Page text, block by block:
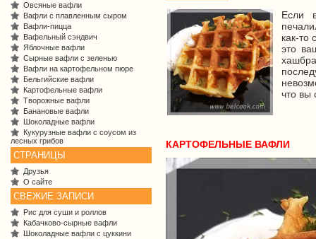
Если
как-то
это
что вы
КАРТОФЕЛЬНЫЕ ВАФЛИ
Овсяные вафли
Вафли с плавленным сыром
Вафли-пицца
Вафельный сэндвич
Яблочные вафли
Сырные вафли с зеленью
Вафли на картофельном пюре
Бельгийские вафли
Картофельные вафли
Творожные вафли
Банановые вафли
Шоколадные вафли
Кукурузные вафли с соусом из
лесных грибов
СТРАНИЦЫ
Друзья
О сайте
СВЕЖИЕ ЗАПИСИ
Рис для суши и роллов
Кабачково-сырные вафли
Шоколадные вафли с цуккини